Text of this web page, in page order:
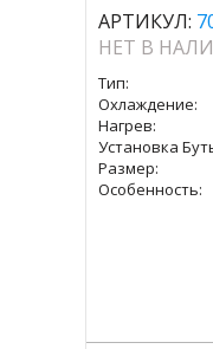
АРТИКУЛ:
НЕТ В
Тип:
Охлаждение:
Нагрев:
Установка
Размер:
Особенность: